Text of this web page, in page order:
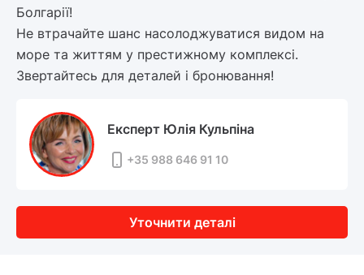
Болгарії!
Не втрачайте шанс насолоджуватися видом на
море та життям у престижному комплексі.
Звертайтесь для деталей і бронювання!
Експерт Юлія Кульпіна
+35 988 646 91 10
Уточнити деталі